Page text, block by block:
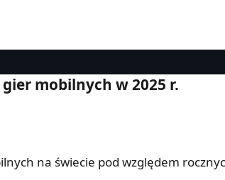
mobilnych w 2025 r.
na świecie pod względem